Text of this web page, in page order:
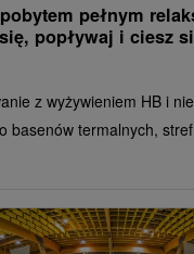
pełnym
popływaj i ciesz
z wyżywieniem HB i
basenów termalnych,